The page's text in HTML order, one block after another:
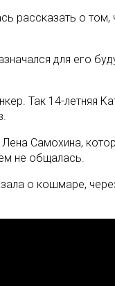
рассказать о
для его
Так 14-летняя
Самохина,
не общалась.
о кошмаре,